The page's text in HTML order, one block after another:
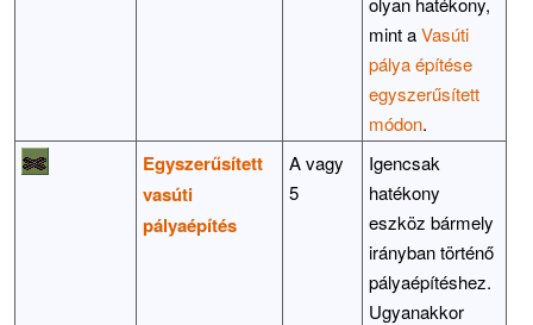
mint aVasúti
pálya építése
egyszerűsített
módon.
Egyszerűsített
vasúti
pályaépítés
A vagy
5
Igencsak
hatékony
eszköz bármely
irányban történő
pályaépítéshez.
Ugyanakkor